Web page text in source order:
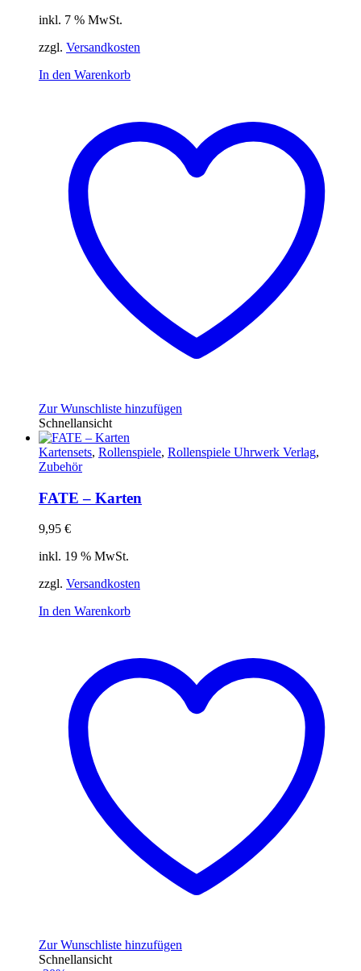
war:
inkl. 7 % MwSt.
zzgl. Versandkosten
In den Warenkorb
Zur Wunschliste hinzufügen
Schnellansicht
Kartensets, Rollenspiele, Rollenspiele Uhrwerk Verlag,
Zubehör
FATE – Karten
9,95 €
inkl. 19 % MwSt.
zzgl. Versandkosten
In den Warenkorb
Zur Wunschliste hinzufügen
Schnellansicht